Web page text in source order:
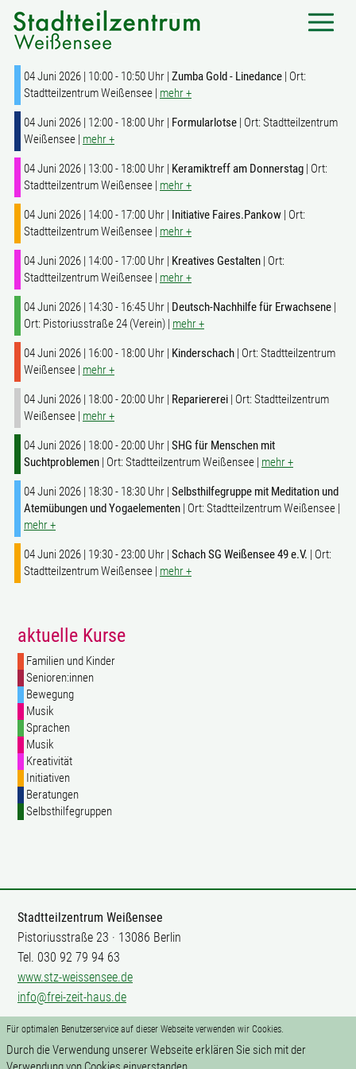
Für optimalen Benutzerservice auf dieser Webseite verwenden wir Cookies.
Durch die Verwendung unserer Webseite erklären Sie sich mit der
04 Juni 2026 | 10:00 - 10:50 Uhr | Zumba Gold - Linedance | Ort:
Stadtteilzentrum Weißensee | mehr +
04 Juni 2026 | 12:00 - 18:00 Uhr | Formularlotse | Ort: Stadtteilzentrum
Weißensee | mehr +
04 Juni 2026 | 13:00 - 18:00 Uhr | Keramiktreff am Donnerstag | Ort:
Stadtteilzentrum Weißensee | mehr +
04 Juni 2026 | 14:00 - 17:00 Uhr | Initiative Faires.Pankow | Ort:
Stadtteilzentrum Weißensee | mehr +
04 Juni 2026 | 14:00 - 17:00 Uhr | Kreatives Gestalten | Ort:
Stadtteilzentrum Weißensee | mehr +
04 Juni 2026 | 14:30 - 16:45 Uhr | Deutsch-Nachhilfe für Erwachsene |
Ort: Pistoriusstraße 24 (Verein) | mehr +
04 Juni 2026 | 16:00 - 18:00 Uhr | Kinderschach | Ort: Stadtteilzentrum
Weißensee | mehr +
04 Juni 2026 | 18:00 - 20:00 Uhr | Repariererei | Ort: Stadtteilzentrum
Weißensee | mehr +
04 Juni 2026 | 18:00 - 20:00 Uhr | SHG für Menschen mit
Suchtproblemen | Ort: Stadtteilzentrum Weißensee | mehr +
04 Juni 2026 | 18:30 - 18:30 Uhr | Selbsthilfegruppe mit Meditation und
Atemübungen und Yogaelementen | Ort: Stadtteilzentrum Weißensee |
mehr +
04 Juni 2026 | 19:30 - 23:00 Uhr | Schach SG Weißensee 49 e.V. | Ort:
Stadtteilzentrum Weißensee | mehr +
aktuelle Kurse
Familien und Kinder
Senioren:innen
Bewegung
Musik
Sprachen
Musik
Kreativität
Initiativen
Beratungen
Selbsthilfegruppen
Stadtteilzentrum Weißensee
Pistoriusstraße 23 · 13086 Berlin
Tel. 030 92 79 94 63
www.stz-weissensee.de
info@frei-zeit-haus.de
Mitarbeit
Impressum